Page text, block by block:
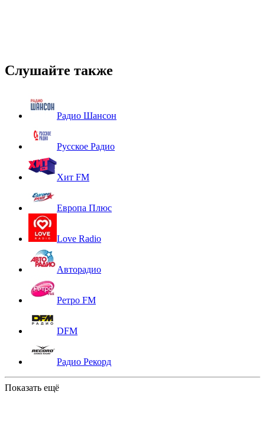
Слушайте также
Радио Шансон
Русское Радио
Хит FM
Европа Плюс
Love Radio
Авторадио
Ретро FM
DFM
Радио Рекорд
Показать ещё